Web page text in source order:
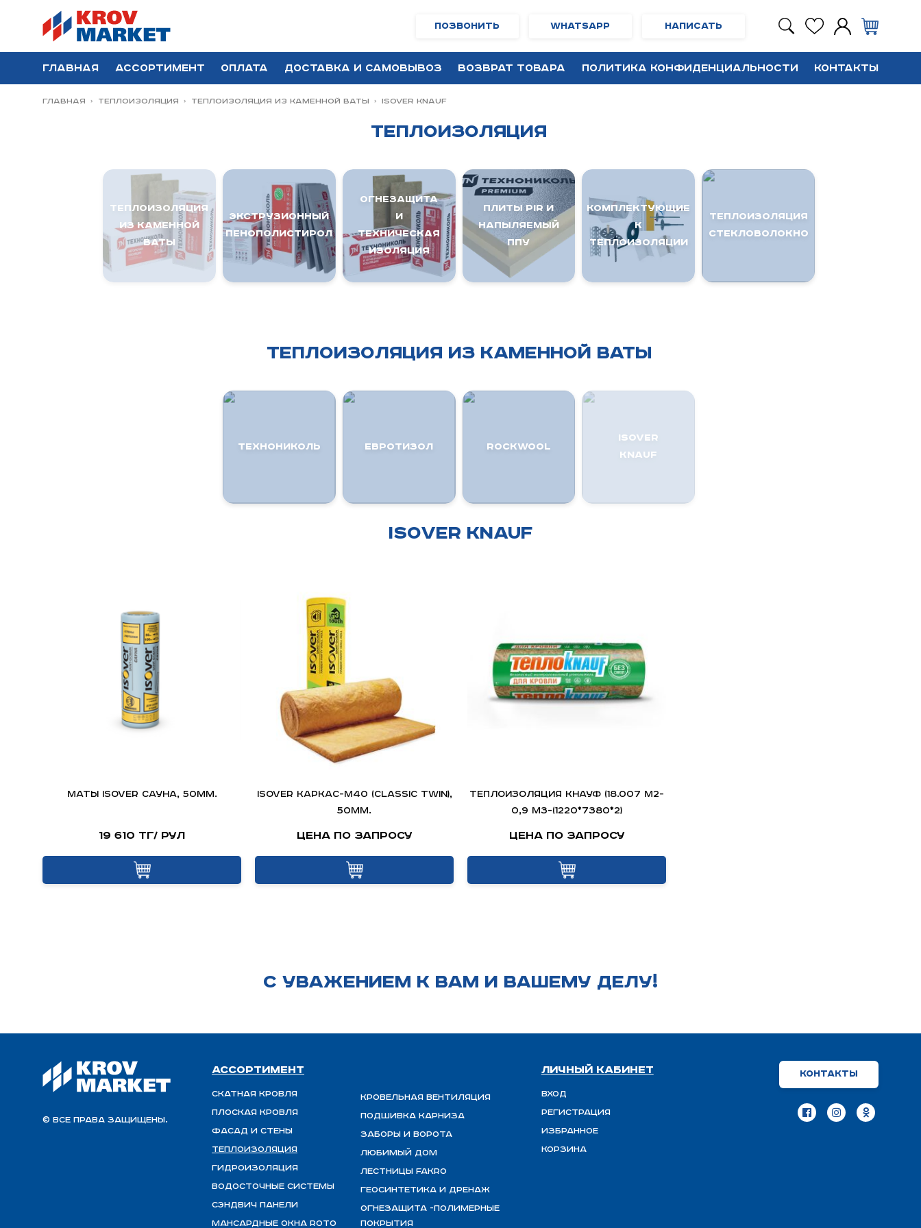
Позвонить WhatsApp Написать
Главная Ассортимент Оплата Доставка и самовывоз Возврат товара Политика конфиденциальности Контакты
Главная Теплоизоляция ТЕПЛОИЗОЛЯЦИЯ из КАМЕННОЙ ВАТЫ ISOVER KNAUF
Теплоизоляция
ТЕПЛОИЗОЛЯЦИЯ
из КАМЕННОЙ
ВАТЫ
ЭКСТРУЗИОННЫЙ
ПЕНОПОЛИСТИРОЛ
ОГНЕЗАЩИТА
И
ТЕХНИЧЕСКАЯ
ИЗОЛЯЦИЯ
ПЛИТЫ PIR и
напыляемый
ППУ
Комплектующие
к
теплоизоляции
ТЕПЛОИЗОЛЯЦИЯ
Стекловолокно
ТЕПЛОИЗОЛЯЦИЯ из КАМЕННОЙ ВАТЫ
ТЕХНОНИКОЛЬ ЕВРОТИЗОЛ ROCKWOOL
ISOVER
KNAUF
ISOVER KNAUF
Маты ISOVER Сауна, 50мм.
19 610 тг/ рул
ISOVER Каркас-М40 (Classic Twin),
50мм.
Цена по запросу
Теплоизоляция Кнауф (18.007 м2-
0,9 м3-(1220*7380*2)
Цена по запросу
С УВАЖЕНИЕМ К ВАМ И ВАШЕМУ ДЕЛУ!
© Все права защищены.
Ассортимент
Скатная Кровля
Плоская кровля
Фасад и стены
Теплоизоляция
ГИДРОИЗОЛЯЦИЯ
Водосточные системы
Сэндвич панели
Мансардные окна ROTO
Кровельная вентиляция
Подшивка карниза
Заборы и ворота
Любимый Дом
Лестницы FAKRO
Геосинтетика и дренаж
ОГНЕЗАЩИТА -полимерные
покрытия
Личный кабинет
Вход
Регистрация
Избранное
Корзина
Контакты